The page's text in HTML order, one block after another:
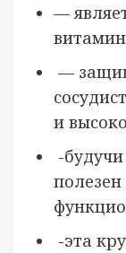
—
—
и
-
-эта